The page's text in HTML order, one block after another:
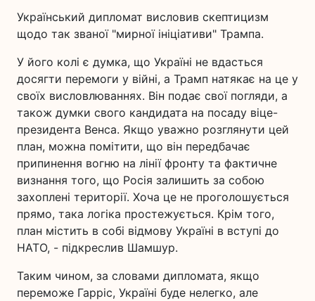
Український дипломат висловив скептицизм
щодо так званої "мирної ініціативи" Трампа.
У його колі є думка, що Україні не вдасться
досягти перемоги у війні, а Трамп натякає на це у
своїх висловлюваннях. Він подає свої погляди, а
також думки свого кандидата на посаду віце-
президента Венса. Якщо уважно розглянути цей
план, можна помітити, що він передбачає
припинення вогню на лінії фронту та фактичне
визнання того, що Росія залишить за собою
захоплені території. Хоча це не проголошується
прямо, така логіка простежується. Крім того,
план містить в собі відмову Україні в вступі до
НАТО, - підкреслив Шамшур.
Таким чином, за словами дипломата, якщо
переможе Гарріс, Україні буде нелегко, але